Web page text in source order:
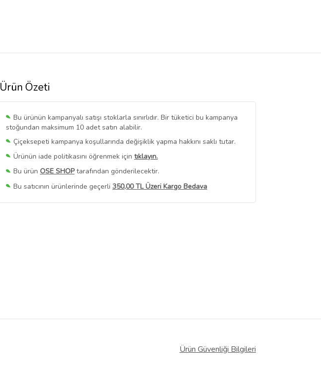
Ürün Özeti
Bu ürünün kampanyalı satışı stoklarla sınırlıdır. Bir tüketici bu kampanya
stoğundan maksimum 10 adet satın alabilir.
Çiçeksepeti kampanya koşullarında değişiklik yapma hakkını saklı tutar.
Ürünün iade politikasını öğrenmek için tıklayın.
Bu ürün OSE SHOPtarafından gönderilecektir.
Bu satıcının ürünlerinde geçerli 350,00 TL Üzeri Kargo Bedava
Bu SatıcınınTüm Ürünlerini Görüntüle
Ürün Güvenliği Bilgileri